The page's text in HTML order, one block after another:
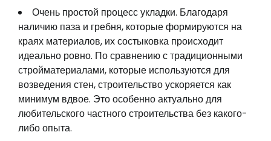
Очень простой процесс укладки. Благодаря
наличию паза и гребня, которые формируются на
краях материалов, их состыковка происходит
идеально ровно. По сравнению с традиционными
стройматериалами, которые используются для
возведения стен, строительство ускоряется как
минимум вдвое. Это особенно актуально для
любительского частного строительства без какого-
либо опыта.